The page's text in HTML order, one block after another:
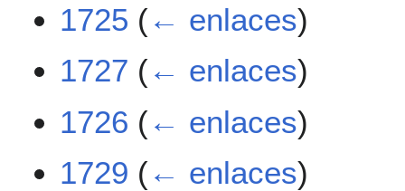
1725 (← enlaces)
1727 (← enlaces)
1726 (← enlaces)
1729 (← enlaces)